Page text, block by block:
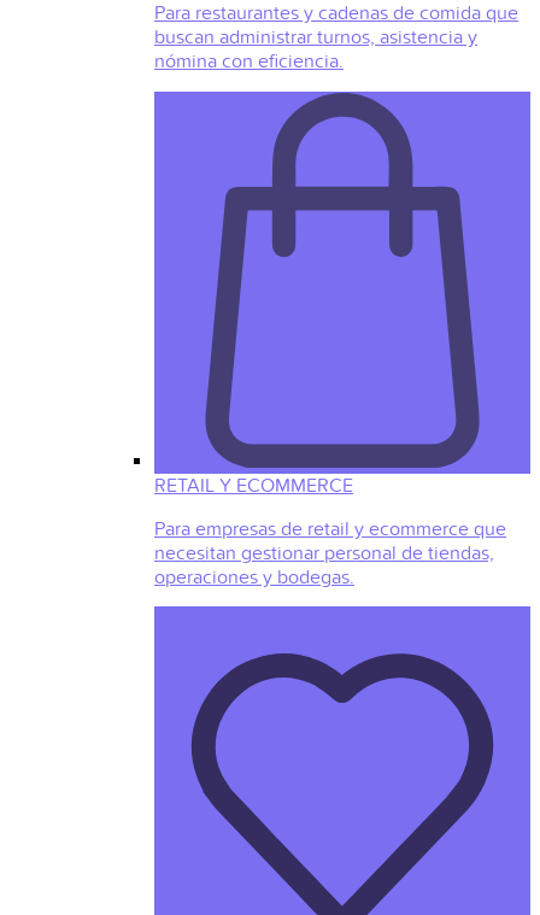
Para restaurantes y cadenas de comida que
buscan administrar turnos, asistencia y
nómina con eficiencia.
RETAIL Y ECOMMERCE
Para empresas de retail y ecommerce que
necesitan gestionar personal de tiendas,
operaciones y bodegas.